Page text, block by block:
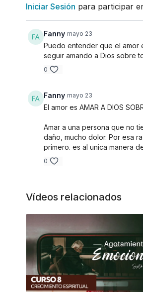
Iniciar Sesión para participar
Fanny mayo 23
Puedo entender que el amor
seguir amando a Dios sobre
0
Fanny mayo 23
El amor es AMAR A DIOS
Amar a una persona que no
daño, mucho dolor. Por esa
primero. es al unica manera
0
Vídeos relacionados